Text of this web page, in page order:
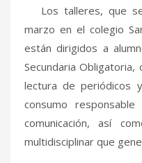
Los talleres, que
marzo en el colegio
están dirigidos a
Secundaria
lectura de periódicos
consumo
comunicación, así
multidisciplinar que